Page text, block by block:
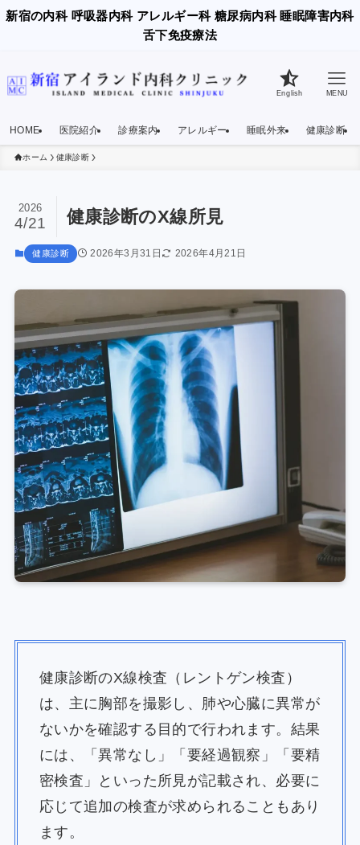
新宿の内科 呼吸器内科 アレルギー科 糖尿病内科 睡眠障害内科
舌下免疫療法
English MENU
HOME 医院紹介 診療案内 アレルギー 睡眠外来 健康診断
ホーム 健康診断
健康診断のX線所見
2026
4/21
健康診断 2026年3月31日 2026年4月21日
健康診断のX線検査（レントゲン検査）
は、主に胸部を撮影し、肺や心臓に異常が
ないかを確認する目的で行われます。結果
には、「異常なし」「要経過観察」「要精
密検査」といった所見が記載され、必要に
応じて追加の検査が求められることもあり
ます。